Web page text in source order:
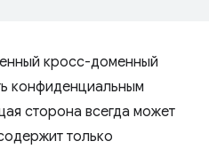
кросс-доменный
конфиденциальным
сторона всегда может
только